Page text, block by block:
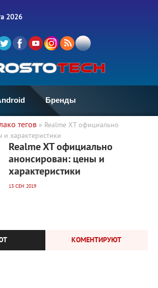
2026
Бренды
тегов » Realme XT официально
характеристики
Realme XT официально
анонсирован: цены и
характеристики
13 СЕН 2019
КОМЕНТИРУЮТ